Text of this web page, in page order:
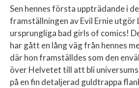
Sen hennes första uppträdande i
framställningen av Evil Ernie utgör
ursprungliga bad girls of comics!
har gått en lång väg från hennes
där hon framställdes som den
över Helvetet till att bli
på en fin detaljerad guldtrappa